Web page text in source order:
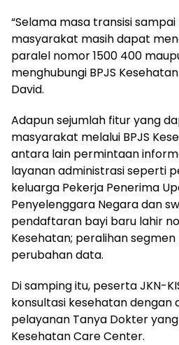
“Selama masa transisi sampai
masyarakat masih dapat
paralel nomor 1500 400
menghubungi BPJS
David.
Adapun sejumlah fitur yang
masyarakat melalui BPJS
antara lain permintaan
layanan administrasi seperti
keluarga Pekerja Penerima
Penyelenggara Negara dan
pendaftaran bayi baru lahir
Kesehatan; peralihan segmen
perubahan data.
Di samping itu, peserta JKN-
konsultasi kesehatan dengan
pelayanan Tanya Dokter yang
Kesehatan Care Center.